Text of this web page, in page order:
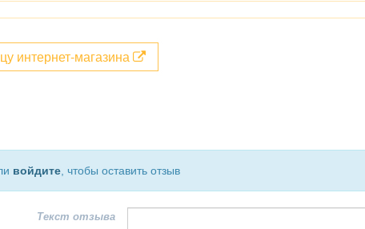
интернет-магазина
войдите , чтобы оставить отзыв
Текст отзыва